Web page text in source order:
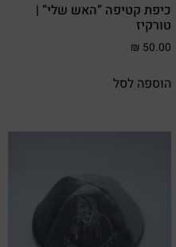
כיפת קטיפה ”האש שלי” |
טורקיז
₪ 50.00
הוספה לסל